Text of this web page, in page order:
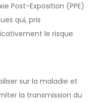
Post-Exposition (PPE)
qui, pris
le risque
sur la maladie et
la transmission du